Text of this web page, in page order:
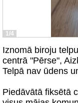
1/4
Iznomā biroju
centrā "Pērse",
Telpā nav ūdens
Piedāvātā fiksētā